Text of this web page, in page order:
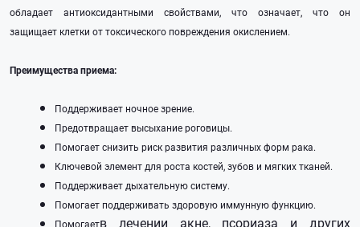
обладает антиоксидантными свойствами, что означает, что он
защищает клетки от токсического повреждения окислением.
Преимущества приема:
Поддерживает ночное зрение.
Предотвращает высыхание роговицы.
Помогает снизить риск развития различных форм рака.
Ключевой элемент для роста костей, зубов и мягких тканей.
Поддерживает дыхательную систему.
Помогает поддерживать здоровую иммунную функцию.
Помогаетв лечении акне, псориаза и других